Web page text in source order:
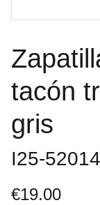
tacón
gris
I25-
€19.00